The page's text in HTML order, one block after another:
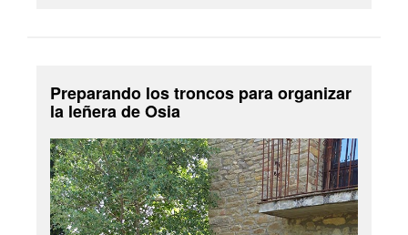
Preparando los troncos para organizar
la leñera de Osia